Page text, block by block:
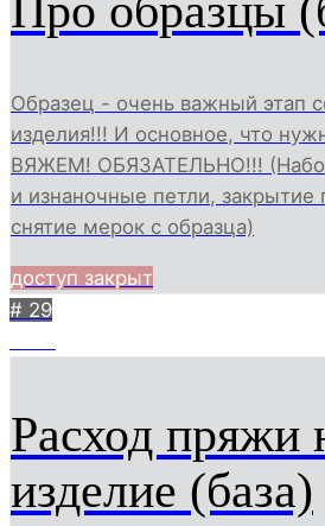
Образец - очень важный этап
изделия!!! И основное, что
ВЯЖЕМ! ОБЯЗАТЕЛЬНО!!!
и изнаночные петли, закрытие
снятие мерок с образца)
доступ закрыт
# 29
Расход пряжи
изделие (база)